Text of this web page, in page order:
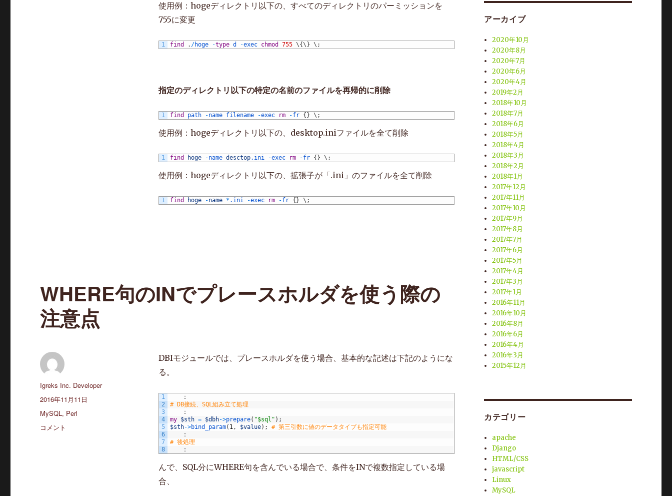
使用例：hogeディレクトリ以下の、すべてのディレクトリのパーミッションを
755に変更
1 find . /hoge -type d -exec chmod 755 \{\ } \ ;
指定のディレクトリ以下の特定の名前のファイルを再帰的に削除
1 find path -name filename -exec rm -fr { } \ ;
使用例：hogeディレクトリ以下の、desktop.iniファイルを全て削除
1 find hoge -name desctop.ini -exec rm -fr { } \ ;
使用例：hogeディレクトリ以下の、拡張子が「.ini」のファイルを全て削除
1 find hoge -name * .ini -exec rm -fr { } \ ;
WHERE句のINでプレースホルダを使う際の
注意点
DBIモジュールでは、プレースホルダを使う場合、基本的な記述は下記のようにな
る。
1
2
3
4
5
6
7
8
：
# DB接続、SQL組み立て処理
：
my $sth = $dbh->prepare( "$sql" ) ;
$sth->bind_param( 1, $value) ;
# 第三引数に値のデータタイプも指定可能
：
# 後処理
：
んで、SQL分にWHERE句を含んでいる場合で、条件をINで複数指定している場
合、
投
稿
Igreks Inc. Developer
投
稿
日:
2016年11月11日
カ
テ
MySQL, Perl
WHERE
コメント
アーカイブ
2020年10月
2020年8月
2020年7月
2020年6月
2020年4月
2019年2月
2018年10月
2018年7月
2018年6月
2018年5月
2018年4月
2018年3月
2018年2月
2018年1月
2017年12月
2017年11月
2017年10月
2017年9月
2017年8月
2017年7月
2017年6月
2017年5月
2017年4月
2017年3月
2017年1月
2016年11月
2016年10月
2016年8月
2016年6月
2016年4月
2016年3月
2015年12月
カテゴリー
apache
Django
HTML/CSS
javascript
Linux
MySQL